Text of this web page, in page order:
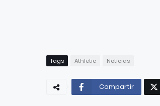
Tags Athletic Noticias
Compartir